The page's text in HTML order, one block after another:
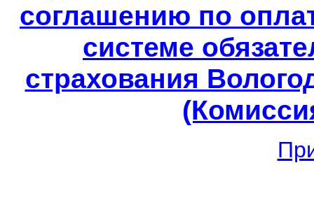
соглашению по
системе
страхования